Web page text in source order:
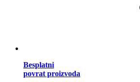
Besplatni
povrat proizvoda